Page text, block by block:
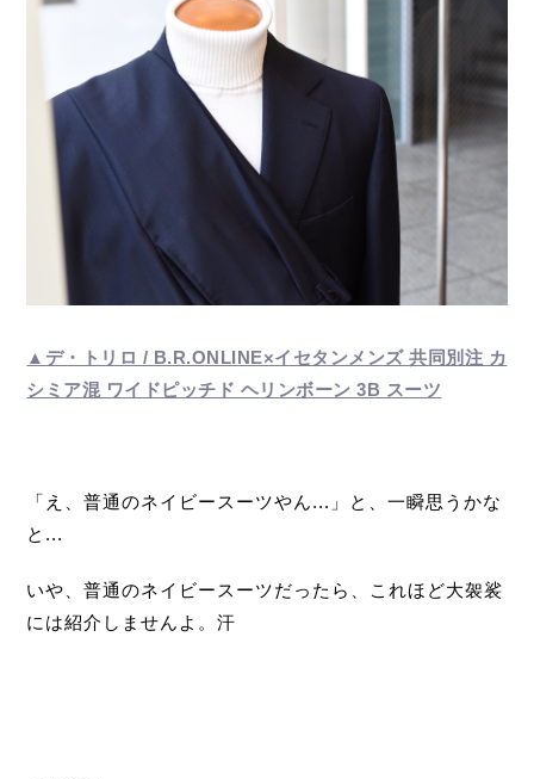
▲デ・トリロ / B.R.ONLINE×イセタンメンズ 共同別注 カ
シミア混 ワイドピッチド ヘリンボーン 3B スーツ
「え、普通のネイビースーツやん...」と、一瞬思うかな
と...
いや、普通のネイビースーツだったら、これほど大袈裟
には紹介しませんよ。汗